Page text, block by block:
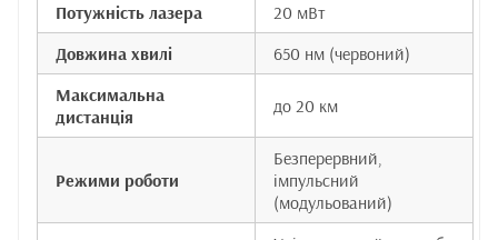
Потужність лазера
20 мВт
Довжина хвилі
650 нм (червоний)
Максимальна
дистанція
до 20 км
Режими роботи
Безперервний,
імпульсний
(модульований)